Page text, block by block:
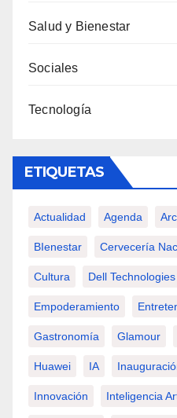
Salud y Bienestar
Sociales
Tecnología
ETIQUETAS
Actualidad Agenda
BIenestar Cervecería
Cultura Dell Technologies
Empoderamiento
Gastronomía Glamour
Huawei IA
Innovación Inteligencia